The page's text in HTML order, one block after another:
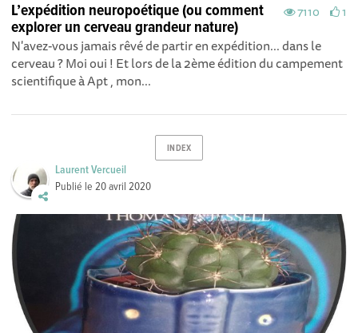
7110 1
L’expédition neuropoétique (ou comment
explorer un cerveau grandeur nature)
N'avez-vous jamais rêvé de partir en expédition... dans le
cerveau ? Moi oui ! Et lors de la 2ème édition du campement
scientifique à Apt , mon...
INDEX
Laurent Vercueil
Publié le20 avril 2020